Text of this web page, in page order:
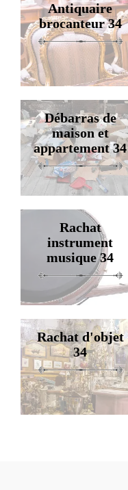
Antiquaire
brocanteur 34
Débarras de
maison et
appartement 34
Rachat
instrument
musique 34
Rachat d'objet
34